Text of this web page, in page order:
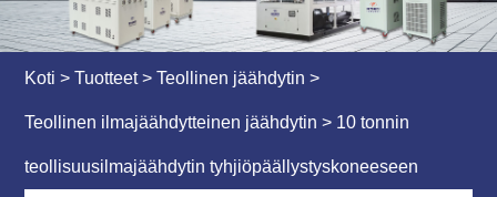
Koti > Tuotteet>Teollinen jäähdytin >
Teollinen ilmajäähdytteinen jäähdytin > 10 tonnin
teollisuusilmajäähdytin tyhjiöpäällystyskoneeseen